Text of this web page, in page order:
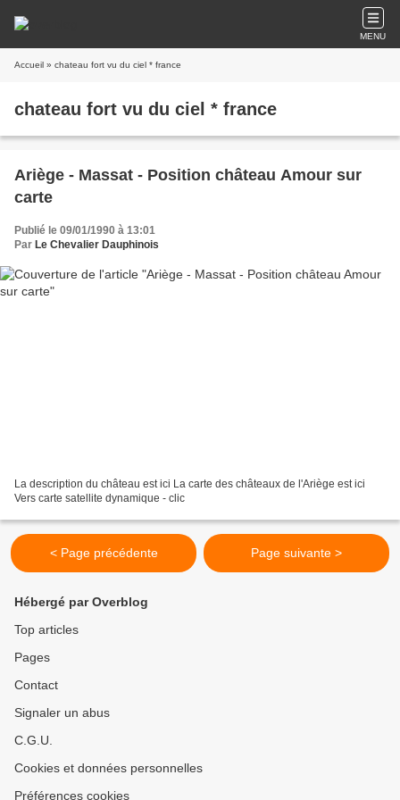
MENU
Accueil » chateau fort vu du ciel * france
chateau fort vu du ciel * france
Ariège - Massat - Position château Amour sur
carte
Publié le 09/01/1990 à 13:01
Par Le Chevalier Dauphinois
La description du château est ici La carte des châteaux de l'Ariège est ici
Vers carte satellite dynamique - clic
< Page précédente Page suivante >
Hébergé par Overblog
Top articles
Pages
Contact
Signaler un abus
C.G.U.
Cookies et données personnelles
Préférences cookies